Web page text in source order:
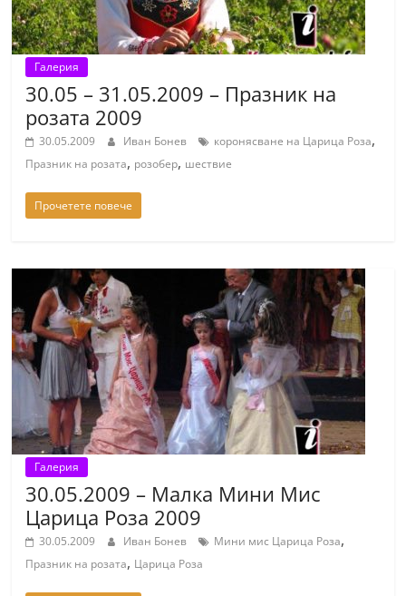
Галерия
30.05 – 31.05.2009 – Празник на
розата 2009
30.05.2009 Иван Бонев коронясване на Царица Роза,
Празник на розата, розобер, шествие
Прочетете повече
Галерия
30.05.2009 – Малка Мини Мис
Царица Роза 2009
30.05.2009 Иван Бонев Мини мис Царица Роза,
Празник на розата, Царица Роза